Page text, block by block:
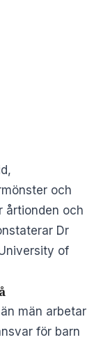
och
årtionden och
Dr
of
män arbetar
för barn